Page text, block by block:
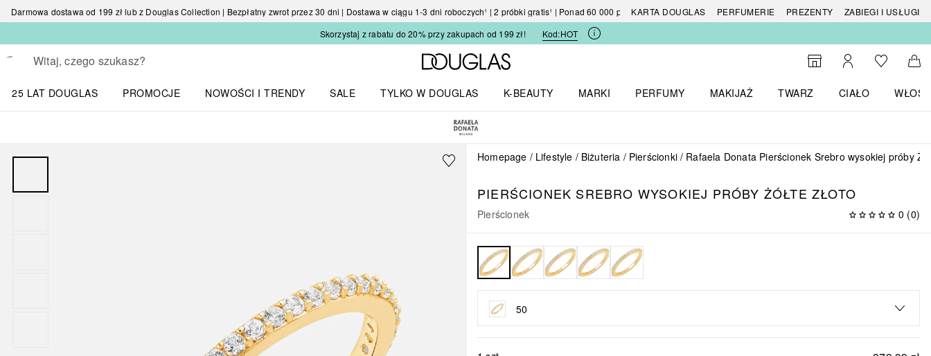
Darmowa dostawa od 199 zł lub z Douglas Collection | Bezpłatny zwrot przez 30 dni | Dostawa w ciągu 1-3 dni roboczych¹ | 2 próbki gratis¹ | Ponad 60 000 produktówKARTA DOUGLAS PERFUMERIE PREZENTY
ZABIEGI I USŁUGI
Skorzystaj z rabatu do 20% przy zakupach od 199 zł!
Kod:HOT
Wracać
Wykonaj wyszukiwanie
Strona główna Douglas
Do wyszukiwarki
Moje kontoDo listyDo
25 LAT DOUGLAS
PROMOCJE
NOWOŚCI I TRENDY
SALE
TYLKO W DOUGLAS
K-BEAUTY
MARKI
PERFUMY
MAKIJAŻ
TWARZ
CIAŁO
WŁOSY
Homepage Lifestyle Biżuteria Pierścionki Rafaela Donata Pierścionek Srebro wysokiej próby
PIERŚCIONEK SREBRO WYSOKIEJ PRÓBY ŻÓŁTE ZŁOTO
Pierścionek 0 (0)
50